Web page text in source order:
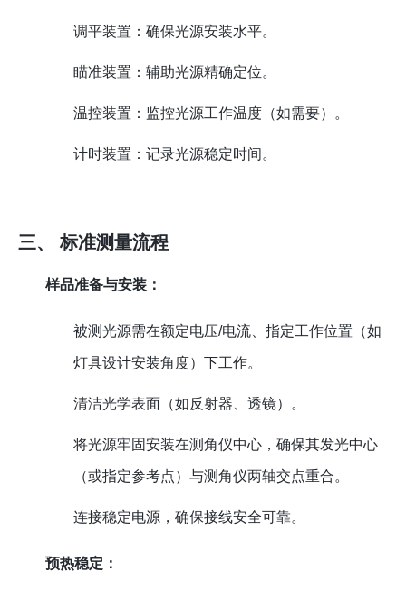
调平装置：确保光源安装水平。
瞄准装置：辅助光源精确定位。
温控装置：监控光源工作温度（如需要）。
计时装置：记录光源稳定时间。
三、 标准测量流程
样品准备与安装：
被测光源需在额定电压/电流、指定工作位置（如
灯具设计安装角度）下工作。
清洁光学表面（如反射器、透镜）。
将光源牢固安装在测角仪中心，确保其发光中心
（或指定参考点）与测角仪两轴交点重合。
连接稳定电源，确保接线安全可靠。
预热稳定：